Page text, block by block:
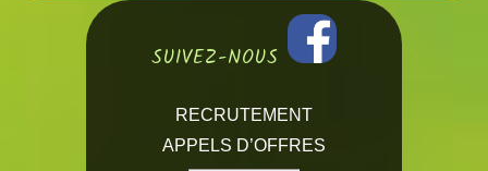
SUIVEZ-NOUS
RECRUTEMENT
APPELS D’OFFRES